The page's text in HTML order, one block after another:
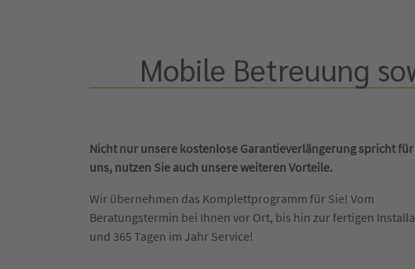
Mobile Betreuung
Nicht nur unsere kostenlose Garantieverlängerung spricht für
uns, nutzen Sie auch unsere weiteren Vorteile.
Wir übernehmen das Komplettprogramm für Sie! Vom
Beratungstermin bei Ihnen vor Ort, bis hin zur fertigen
und 365 Tagen im Jahr Service!